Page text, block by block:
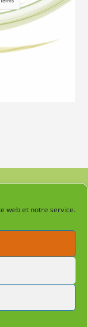
web et notre service.
guerisseuse.fr